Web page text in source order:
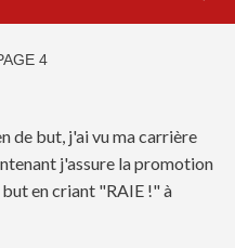
4
de but, j'ai vu ma carrière
j'assure la promotion
en criant "RAIE !" à